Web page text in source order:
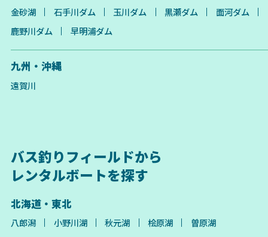
金砂湖
石手川ダム 玉川ダム 黒瀬ダム
面河ダム
鹿野川ダム
早明浦ダム
九州・沖縄
遠賀川
バス釣りフィールドから
レンタルボートを探す
北海道・東北
八郎潟 小野川湖 秋元湖 桧原湖 曽原湖